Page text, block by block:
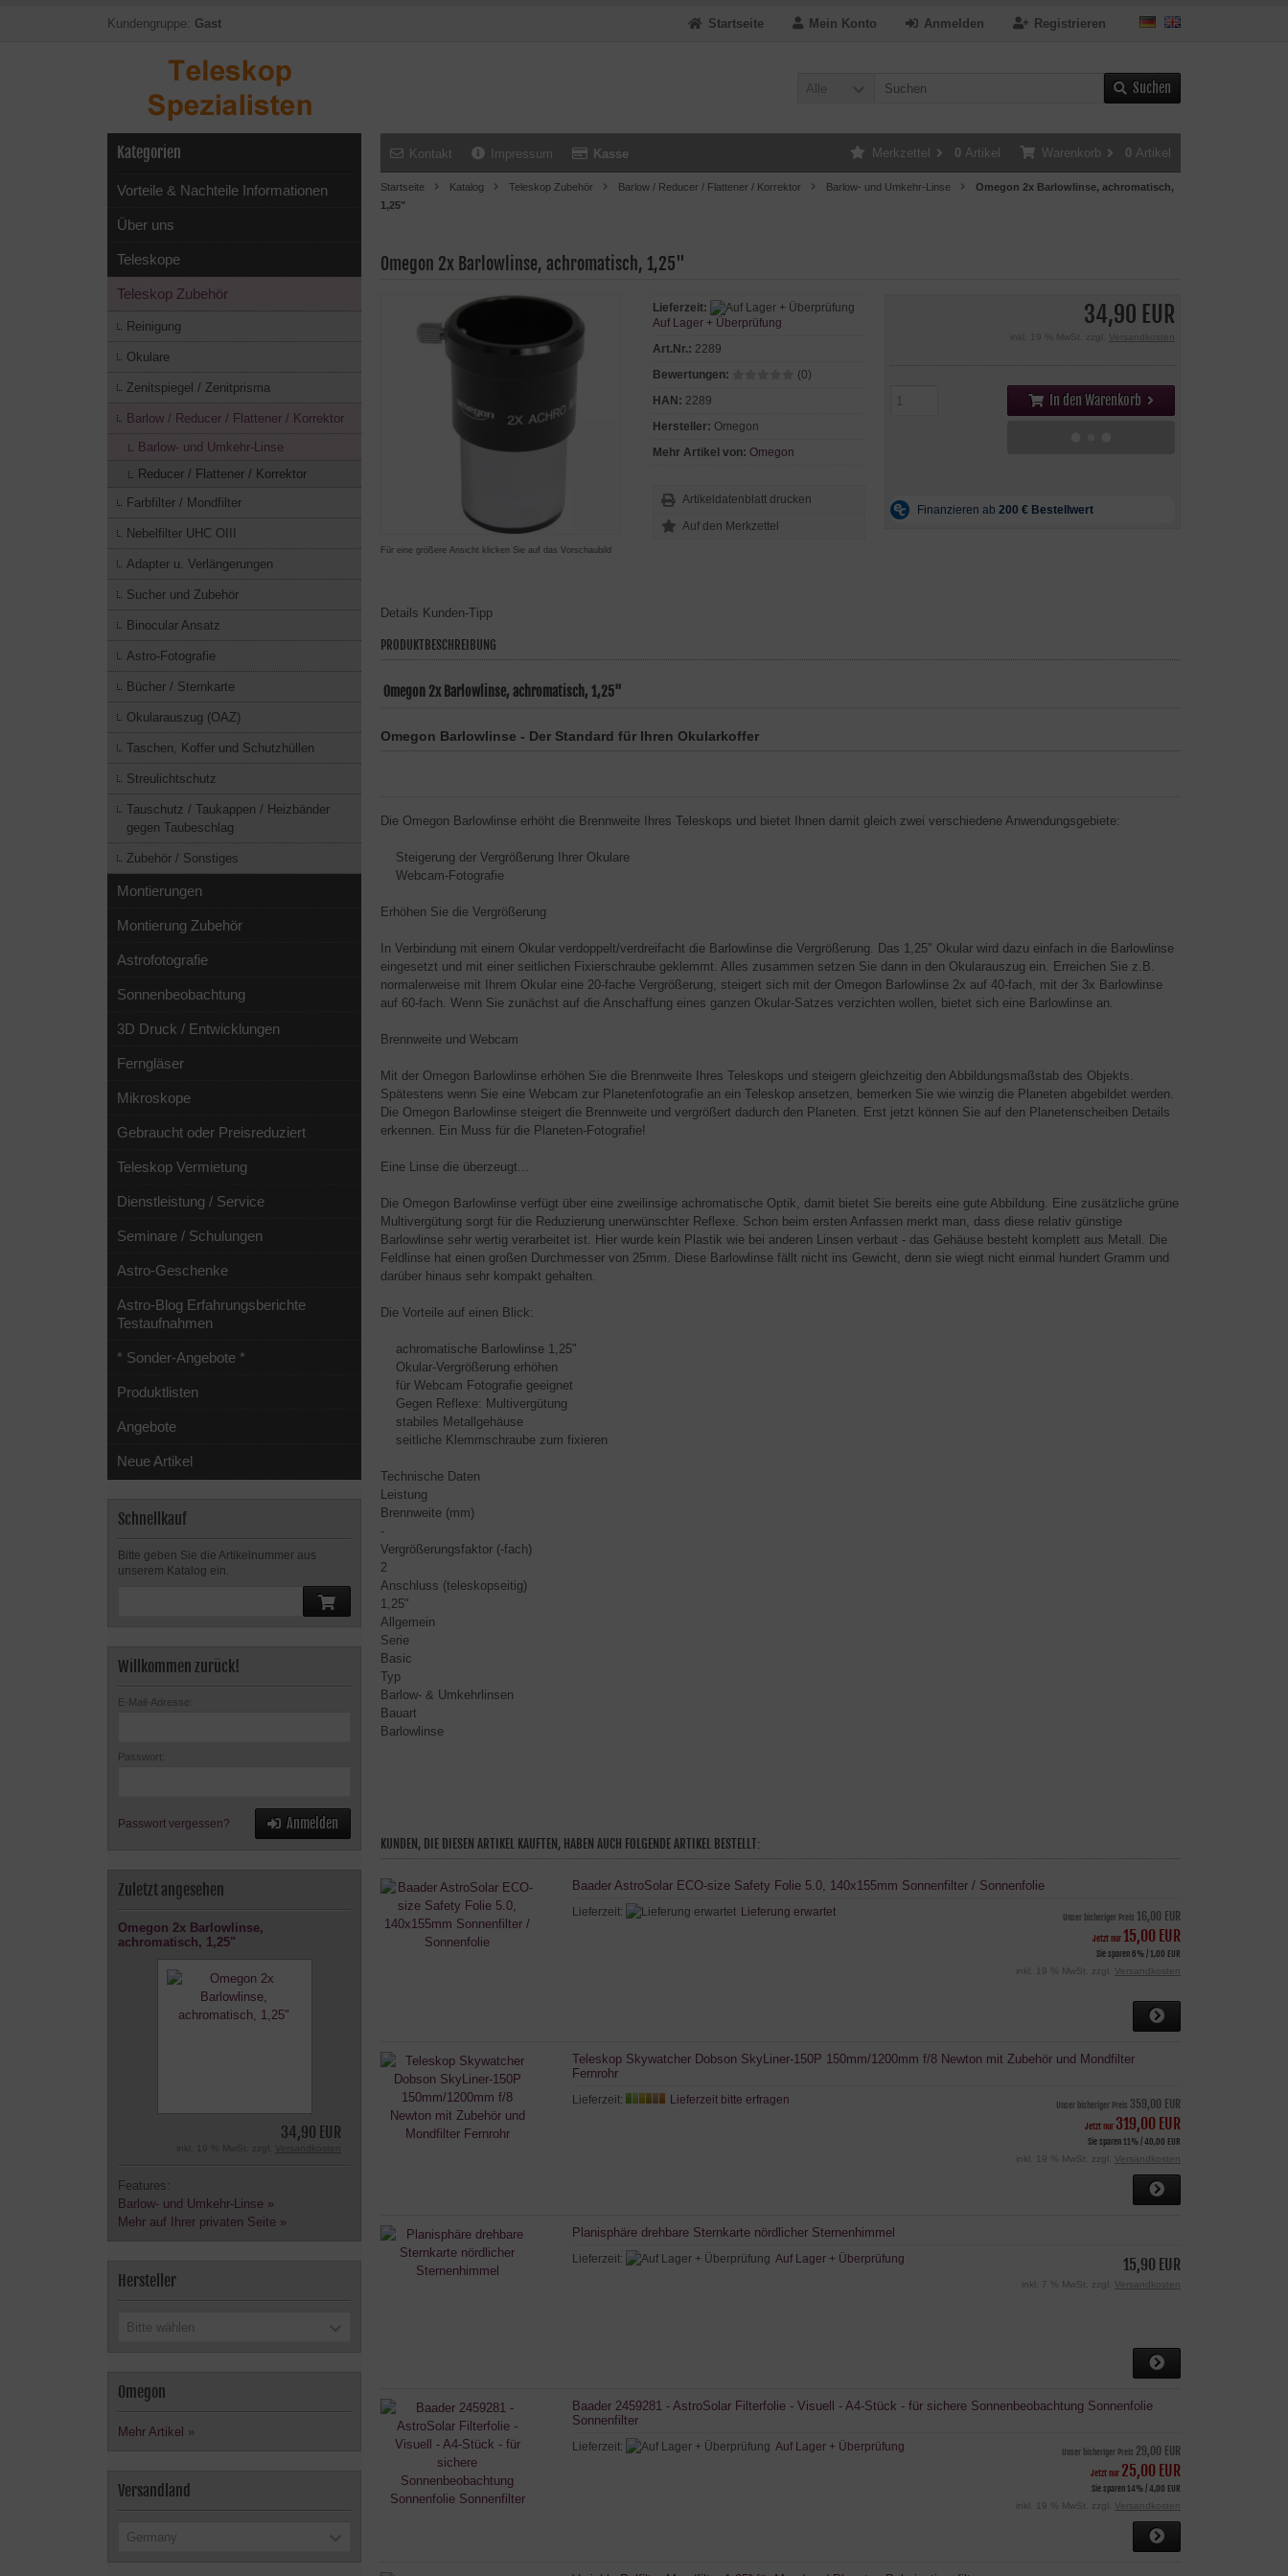
Kundengruppe: Gast Registrieren
Anmelden
Mein Konto
Startseite
Alle Suchen
Kontakt Impressum Kasse Warenkorb 0 Artikel
Merkzettel 0 Artikel
Startseite Katalog Teleskop Zubehör Barlow / Reducer / Flattener / Korrektor Barlow- und Umkehr-Linse
Omegon 2x Barlowlinse, achromatisch,
1,25"
Omegon 2x Barlowlinse, achromatisch, 1,25"
Für eine größere Ansicht klicken Sie auf das Vorschaubild
34,90 EUR
inkl. 19 % MwSt. zzgl. Versandkosten
In den Warenkorb
Lieferzeit:
Auf Lager + Überprüfung
Art.Nr.: 2289
Bewertungen:
(0)
HAN: 2289
Hersteller: Omegon
Mehr Artikel von: Omegon
Artikeldatenblatt drucken
Details Kunden-Tipp
PRODUKTBESCHREIBUNG
Omegon 2x Barlowlinse, achromatisch, 1,25"
Omegon Barlowlinse - Der Standard für Ihren Okularkoffer
Die Omegon Barlowlinse erhöht die Brennweite Ihres Teleskops und bietet Ihnen damit gleich zwei verschiedene Anwendungsgebiete:
Steigerung der Vergrößerung Ihrer Okulare
Webcam-Fotografie
Erhöhen Sie die Vergrößerung
In Verbindung mit einem Okular verdoppelt/verdreifacht die Barlowlinse die Vergrößerung. Das 1,25" Okular wird dazu einfach in die Barlowlinse
eingesetzt und mit einer seitlichen Fixierschraube geklemmt. Alles zusammen setzen Sie dann in den Okularauszug ein. Erreichen Sie z.B.
normalerweise mit Ihrem Okular eine 20-fache Vergrößerung, steigert sich mit der Omegon Barlowlinse 2x auf 40-fach, mit der 3x Barlowlinse
auf 60-fach. Wenn Sie zunächst auf die Anschaffung eines ganzen Okular-Satzes verzichten wollen, bietet sich eine Barlowlinse an.
Brennweite und Webcam
Mit der Omegon Barlowlinse erhöhen Sie die Brennweite Ihres Teleskops und steigern gleichzeitig den Abbildungsmaßstab des Objekts.
Spätestens wenn Sie eine Webcam zur Planetenfotografie an ein Teleskop ansetzen, bemerken Sie wie winzig die Planeten abgebildet werden.
Die Omegon Barlowlinse steigert die Brennweite und vergrößert dadurch den Planeten. Erst jetzt können Sie auf den Planetenscheiben Details
erkennen. Ein Muss für die Planeten-Fotografie!
Eine Linse die überzeugt...
Die Omegon Barlowlinse verfügt über eine zweilinsige achromatische Optik, damit bietet Sie bereits eine gute Abbildung. Eine zusätzliche grüne
Multivergütung sorgt für die Reduzierung unerwünschter Reflexe. Schon beim ersten Anfassen merkt man, dass diese relativ günstige
Barlowlinse sehr wertig verarbeitet ist. Hier wurde kein Plastik wie bei anderen Linsen verbaut - das Gehäuse besteht komplett aus Metall. Die
Feldlinse hat einen großen Durchmesser von 25mm. Diese Barlowlinse fällt nicht ins Gewicht, denn sie wiegt nicht einmal hundert Gramm und
darüber hinaus sehr kompakt gehalten.
Die Vorteile auf einen Blick:
achromatische Barlowlinse 1,25"
Okular-Vergrößerung erhöhen
für Webcam Fotografie geeignet
Gegen Reflexe: Multivergütung
stabiles Metallgehäuse
seitliche Klemmschraube zum fixieren
Technische Daten
Leistung
Brennweite (mm)
-
Vergrößerungsfaktor (-fach)
2
Anschluss (teleskopseitig)
1,25"
Allgemein
Serie
Basic
Typ
Barlow- & Umkehrlinsen
Bauart
Barlowlinse
KUNDEN, DIE DIESEN ARTIKEL KAUFTEN, HABEN AUCH FOLGENDE ARTIKEL BESTELLT:
Baader AstroSolar ECO-size Safety Folie 5.0, 140x155mm Sonnenfilter / Sonnenfolie
Lieferzeit: Lieferung erwartet Unser bisheriger Preis 16,00 EUR
Jetzt nur15,00 EUR
Sie sparen 6% / 1,00 EUR
inkl. 19 % MwSt. zzgl. Versandkosten
Teleskop Skywatcher Dobson SkyLiner-150P 150mm/1200mm f/8 Newton mit Zubehör und Mondfilter
Fernrohr
Lieferzeit: Lieferzeit bitte erfragen Unser bisheriger Preis 359,00 EUR
Jetzt nur 319,00 EUR
Sie sparen 11% / 40,00 EUR
inkl. 19 % MwSt. zzgl. Versandkosten
Planisphäre drehbare Sternkarte nördlicher Sternenhimmel
Lieferzeit: Auf Lager + Überprüfung 15,90 EUR
inkl. 7 % MwSt. zzgl. Versandkosten
Baader 2459281 - AstroSolar Filterfolie - Visuell - A4-Stück - für sichere Sonnenbeobachtung Sonnenfolie
Sonnenfilter
Lieferzeit: Auf Lager + Überprüfung Unser bisheriger Preis 29,00 EUR
Jetzt nur 25,00 EUR
Sie sparen 14% / 4,00 EUR
inkl. 19 % MwSt. zzgl. Versandkosten
Kategorien
Vorteile & Nachteile Informationen
Über uns
Teleskope
Teleskop Zubehör
Reinigung
Okulare
Zenitspiegel / Zenitprisma
Barlow / Reducer / Flattener / Korrektor
Barlow- und Umkehr-Linse
Reducer / Flattener / Korrektor
Farbfilter / Mondfilter
Nebelfilter UHC OIII
Adapter u. Verlängerungen
Sucher und Zubehör
Binocular Ansatz
Astro-Fotografie
Bücher / Sternkarte
Okularauszug (OAZ)
Taschen, Koffer und Schutzhüllen
Streulichtschutz
Tauschutz / Taukappen / Heizbänder
gegen Taubeschlag
Zubehör / Sonstiges
Montierungen
Montierung Zubehör
Astrofotografie
Sonnenbeobachtung
3D Druck / Entwicklungen
Ferngläser
Mikroskope
Gebraucht oder Preisreduziert
Teleskop Vermietung
Dienstleistung / Service
Seminare / Schulungen
Astro-Geschenke
Astro-Blog Erfahrungsberichte
Testaufnahmen
* Sonder-Angebote *
Produktlisten
Angebote
Neue Artikel
Schnellkauf
Bitte geben Sie die Artikelnummer aus
unserem Katalog ein.
Willkommen zurück!
E-Mail-Adresse:
Passwort:
Passwort vergessen? Anmelden
Zuletzt angesehen
Omegon 2x Barlowlinse,
achromatisch, 1,25"
34,90 EUR
inkl. 19 % MwSt. zzgl.
Features:
Barlow- und Umkehr-Linse »
Mehr auf Ihrer privaten Seite »
Hersteller
Bitte wählen
Omegon
Mehr Artikel »
Versandland
Germany